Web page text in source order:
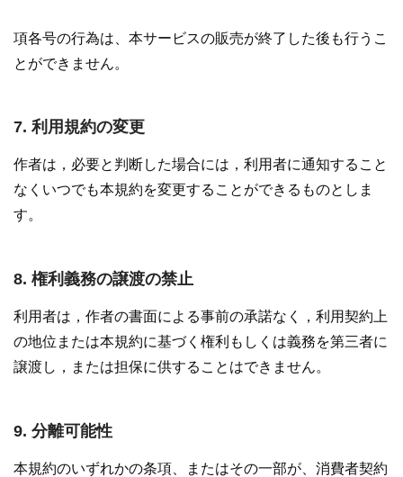
項各号の行為は、本サービスの販売が終了した後も行うこ
とができません。
7. 利用規約の変更
作者は，必要と判断した場合には，利用者に通知すること
なくいつでも本規約を変更することができるものとしま
す。
8. 権利義務の譲渡の禁止
利用者は，作者の書面による事前の承諾なく，利用契約上
の地位または本規約に基づく権利もしくは義務を第三者に
譲渡し，または担保に供することはできません。
9. 分離可能性
本規約のいずれかの条項、またはその一部が、消費者契約